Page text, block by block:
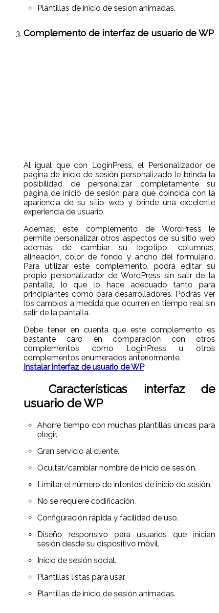
Plantillas de inicio de sesión animadas.
Complemento de interfaz de usuario de WP
Al igual que con LoginPress, el Personalizador de
página de inicio de sesión personalizado le brinda la
posibilidad de personalizar completamente su
página de inicio de sesión para que coincida con la
apariencia de su sitio web y brinde una excelente
experiencia de usuario.
Además, este complemento de WordPress le
permite personalizar otros aspectos de su sitio web
además de cambiar su logotipo, columnas,
alineación, color de fondo y ancho del formulario.
Para utilizar este complemento, podrá editar su
propio personalizador de WordPress sin salir de la
pantalla, lo que lo hace adecuado tanto para
principiantes como para desarrolladores. Podrás ver
los cambios a medida que ocurren en tiempo real sin
salir de la pantalla.
Debe tener en cuenta que este complemento es
bastante caro en comparación con otros
complementos como LoginPress u otros
complementos enumerados anteriormente.
Instalar interfaz de usuario de WP
Características interfaz de
usuario de WP
Ahorre tiempo con muchas plantillas únicas para
elegir.
Gran servicio al cliente.
Ocultar/cambiar nombre de inicio de sesión.
Limitar el número de intentos de inicio de sesión.
No se requiere codificación.
Configuración rápida y facilidad de uso.
Diseño responsivo para usuarios que inician
sesión desde su dispositivo móvil.
Inicio de sesión social.
Plantillas listas para usar.
Plantillas de inicio de sesión animadas.